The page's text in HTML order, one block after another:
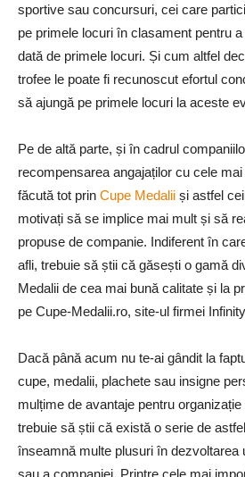
sportive sau concursuri, cei care
pe primele locuri în clasament pentru
dată de primele locuri. Și cum altfel
trofee le poate fi recunoscut efortul
să ajungă pe primele locuri la aceste
Pe de altă parte, și în cadrul
recompensarea angajaților cu cele
făcută tot prin Cupe Medalii și astfel
motivați să se implice mai mult și să
propuse de companie. Indiferent în
afli, trebuie să știi că găsești o gamă
Medalii de cea mai bună calitate și la
pe Cupe-Medalii.ro, site-ul firmei
Dacă până acum nu te-ai gândit la
cupe, medalii, plachete sau insigne
mulțime de avantaje pentru
trebuie să știi că există o serie de
înseamnă multe plusuri în dezvoltarea
sau a companiei. Printre cele mai